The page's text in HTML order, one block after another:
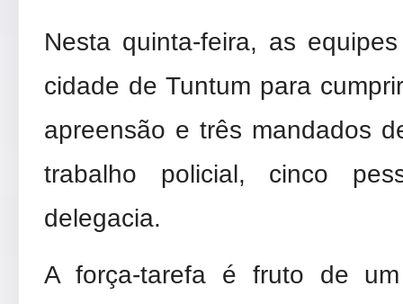
Nesta quinta-feira, as
cidade de Tuntum para
apreensão e três mandados
trabalho policial, cinco
delegacia.
A força-tarefa é fruto de